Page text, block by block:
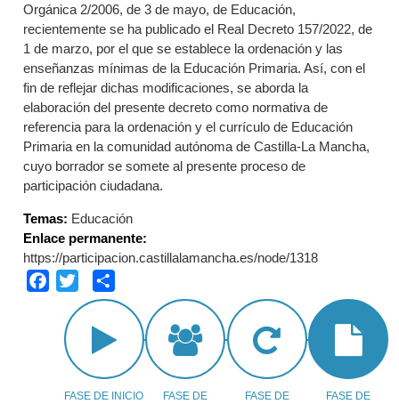
Orgánica 2/2006, de 3 de mayo, de Educación,
recientemente se ha publicado el Real Decreto 157/2022, de
1 de marzo, por el que se establece la ordenación y las
enseñanzas mínimas de la Educación Primaria. Así, con el
fin de reflejar dichas modificaciones, se aborda la
elaboración del presente decreto como normativa de
referencia para la ordenación y el currículo de Educación
Primaria en la comunidad autónoma de Castilla-La Mancha,
cuyo borrador se somete al presente proceso de
participación ciudadana.
Temas: Educación
Enlace permanente:
https://participacion.castillalamancha.es/node/1318
Facebook
Twitter
FASE DE INICIO
FASE DE
FASE DE
FASE DE